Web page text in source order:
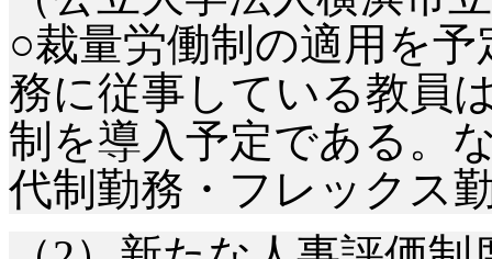
○裁量労働制の適用を
務に従事している教員
制を導入予定である。
代制勤務・フレックス